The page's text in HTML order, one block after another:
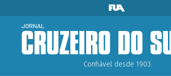
Confiável desde 1903.